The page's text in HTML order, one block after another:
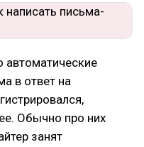
в ответ на
Обычно про них
занят